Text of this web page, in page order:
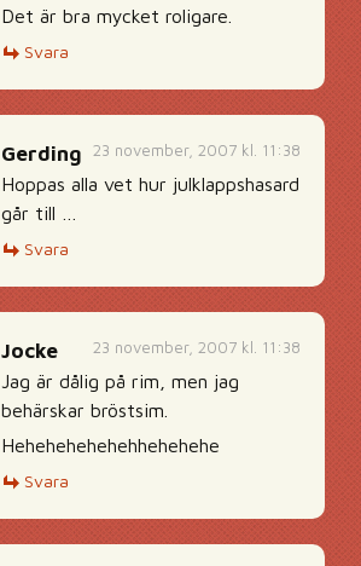
Det är bra mycket roligare.
Svara
23 november, 2007 kl. 11:38
Gerding
Hoppas alla vet hur julklappshasard
går till …
Svara
23 november, 2007 kl. 11:38
Jocke
Jag är dålig på rim, men jag
behärskar bröstsim.
Hehehehehehehhehehehe
Svara